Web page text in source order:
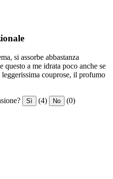
si assorbe abbastanza
questo a me idrata poco anche se
couprose, il profumo
Sì (4) No (0)